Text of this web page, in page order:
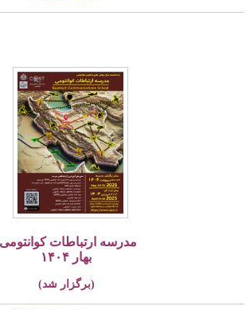
مدرسه ارتباطات کوانتومی،
بهار ۱۴۰۴
(برگزار شد)